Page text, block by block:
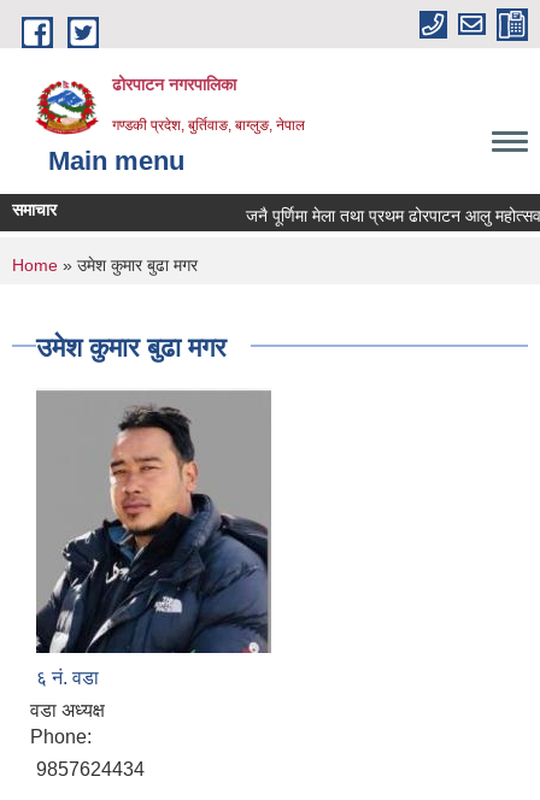
Skip to main content
ढोरपाटन नगरपालिका
गण्डकी प्रदेश, बुर्तिवाङ, बाग्लुङ, नेपाल
Main menu
समाचार जनै पूर्णिमा मेला तथा प्रथम ढोरपाटन आलु
You are here
Home » उमेश कुमार बुढा मगर
उमेश कुमार बुढा मगर
६ नं. वडा
वडा अध्यक्ष
Phone:
9857624434